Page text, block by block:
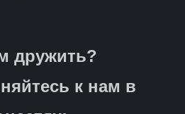
дружить?
к нам в